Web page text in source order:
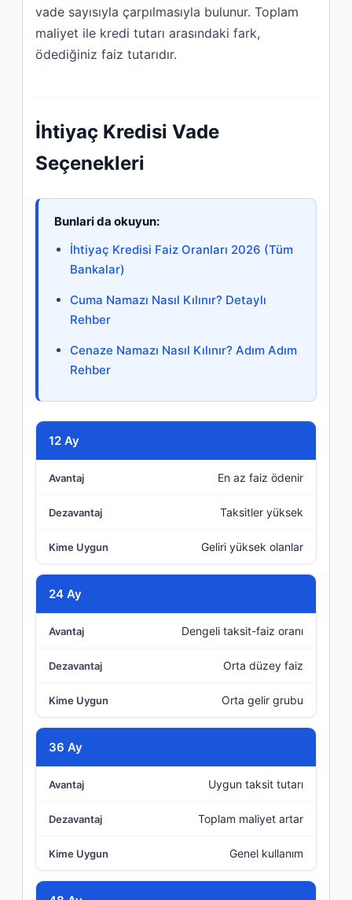
vade sayısıyla çarpılmasıyla bulunur. Toplam
maliyet ile kredi tutarı arasındaki fark,
ödediğiniz faiz tutarıdır.
İhtiyaç Kredisi Vade
Seçenekleri
Bunlari da okuyun:
İhtiyaç Kredisi Faiz Oranları 2026 (Tüm
Bankalar)
Cuma Namazı Nasıl Kılınır? Detaylı
Rehber
Cenaze Namazı Nasıl Kılınır? Adım Adım
Rehber
Vade
Avantaj
Dezavantaj
Kime Uygun
12 Ay
En az faiz ödenir
Taksitler yüksek
Geliri yüksek olanlar
24 Ay
Dengeli taksit-faiz oranı
Orta düzey faiz
Orta gelir grubu
36 Ay
Uygun taksit tutarı
Toplam maliyet artar
Genel kullanım